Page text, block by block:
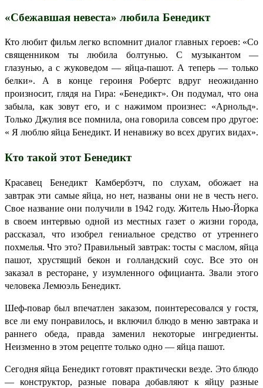
«Сбежавшая невеста» любила Бенедикт
Кто любит фильм легко вспомнит диалог главных героев: «Со
священником ты любила болтунью. С музыкантом —
глазунью, а с жуковедом — яйца-пашот. А теперь — только
белки». А в конце героиня Робертс вдруг неожиданно
произносит, глядя на Гира: «Бенедикт». Он подумал, что она
забыла, как зовут его, и с нажимом произнес: «Арнольд».
Только Джулия все помнила, она говорила совсем про другое:
« Я люблю яйца Бенедикт. И ненавижу во всех других видах».
Кто такой этот Бенедикт
Красавец Бенедикт Камбербэтч, по слухам, обожает на
завтрак эти самые яйца, но нет, названы они не в честь него.
Свое название они получили в 1942 году. Житель Нью-Йорка
в своем интервью одной из местных газет о жизни города,
рассказал, что изобрел гениальное средство от утреннего
похмелья. Что это? Правильный завтрак: тосты с маслом, яйца
пашот, хрустящий бекон и голландский соус. Все это он
заказал в ресторане, у изумленного официанта. Звали этого
человека Лемюэль Бенедикт.
Шеф-повар был впечатлен заказом, поинтересовался у гостя,
все ли ему понравилось, и включил блюдо в меню завтрака и
раннего обеда, правда заменил некоторые ингредиенты.
Неизменно в этом рецепте только одно — яйца пашот.
Сегодня яйца Бенедикт готовят практически везде. Это блюдо
— конструктор, разные повара добавляют к яйцу разные